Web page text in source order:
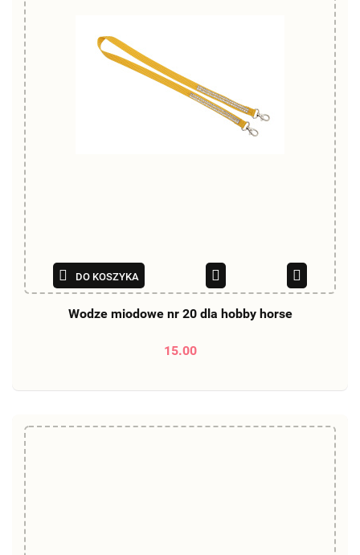
DO KOSZYKA
Wodze miodowe nr 20 dla hobby horse
15.00